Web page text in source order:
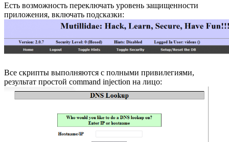
Есть возможность переключать уровень защищенности
приложения, включать подсказки:
Все скрипты выполняются с полными привилегиями,
результат простой command injection на лицо: